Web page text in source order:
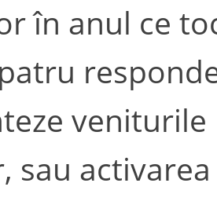
în anul ce
sau